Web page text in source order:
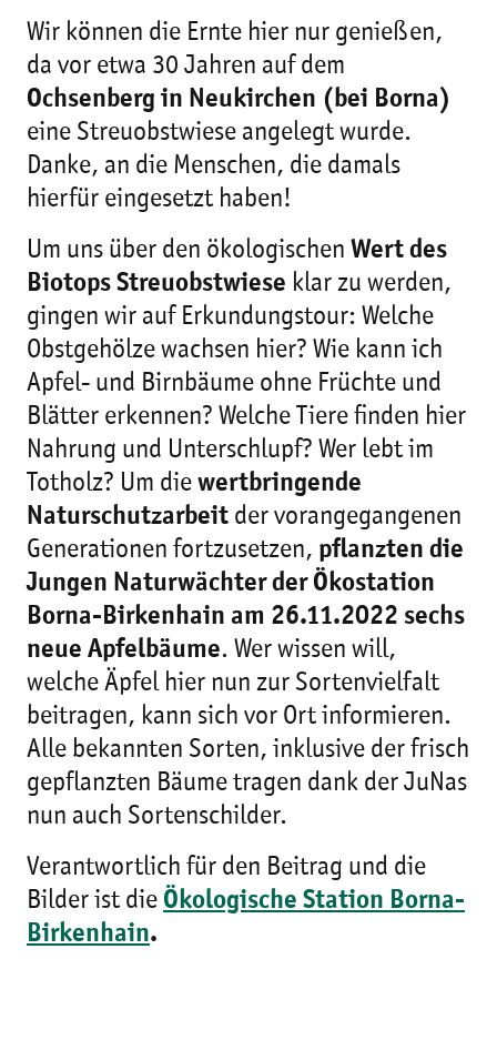
Wir können die Ernte hier nur genießen,
da vor etwa 30 Jahren auf dem
Ochsenberg in Neukirchen (bei Borna)
eine Streuobstwiese angelegt wurde.
Danke, an die Menschen, die damals
hierfür eingesetzt haben!
Um uns über den ökologischen Wert des
Biotops Streuobstwiese klar zu werden,
gingen wir auf Erkundungstour: Welche
Obstgehölze wachsen hier? Wie kann ich
Apfel- und Birnbäume ohne Früchte und
Blätter erkennen? Welche Tiere finden hier
Nahrung und Unterschlupf? Wer lebt im
Totholz? Um die wertbringende
Naturschutzarbeit der vorangegangenen
Generationen fortzusetzen, pflanzten die
Jungen Naturwächter der Ökostation
Borna-Birkenhain am 26.11.2022 sechs
neue Apfelbäume. Wer wissen will,
welche Äpfel hier nun zur Sortenvielfalt
beitragen, kann sich vor Ort informieren.
Alle bekannten Sorten, inklusive der frisch
gepflanzten Bäume tragen dank der JuNas
nun auch Sortenschilder.
Verantwortlich für den Beitrag und die
Bilder ist die Ökologische Station Borna-
Birkenhain.